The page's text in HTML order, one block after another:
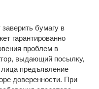
бумагу в
гарантированно
проблем в
выдающий посылку,
лица предъявление
доверенности. При